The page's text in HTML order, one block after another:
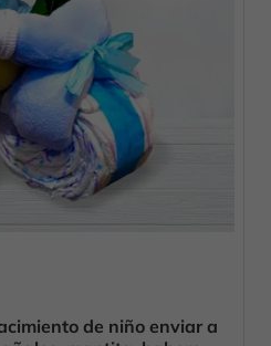
de niño enviar a